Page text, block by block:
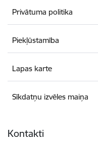
Privātuma politika
Piekļūstamība
Lapas karte
Sīkdatņu izvēles maiņa
Kontakti